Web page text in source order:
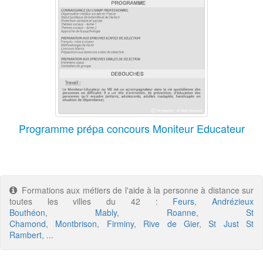
Programme prépa concours Moniteur Educateur
Formations aux métiers de l'aide à la personne à distance sur
toutes les villes du 42 : Feurs,Andrézieux
Bouthéon, Mably, Roanne, St
Chamond, Montbrison, Firminy, Rive de Gier,St Just St
Rambert, ...